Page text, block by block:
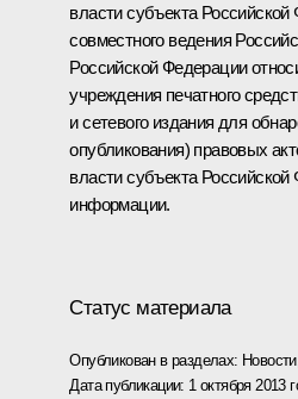
власти субъекта
совместного ведения
Российской Федерации
учреждения печатного
и сетевого издания для
опубликования) правовых
власти субъекта
информации.
Статус материала
Опубликован в разделах: Новости,
Дата публикации: 1 октября 2013